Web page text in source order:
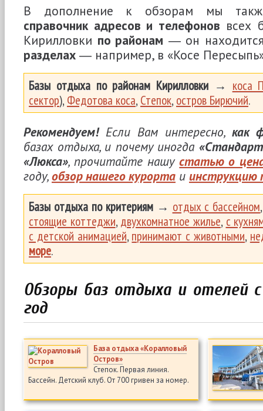
В дополнение к обзорам мы
справочник адресов и телефонов всех
Кирилловки по районам ― он
разделах ― например, в «Косе
Базы отдыха по районам Кирилловки → коса
сектор), Федотова коса, Степок, остров Бирючий.
Рекомендуем!Если Вам интересно, как
базах отдыха, и почему иногда
«Люкса», прочитайте нашустатью о
году,обзор нашего курорта и инструкцию
Базы отдыха по критериям→ отдых с бассейном
стоящие коттеджи, двухкомнатное жилье, с
с детской анимацией, принимают с животными,
море.
Обзоры баз отдыха и отелей
год
База отдыха «Коралловый
Остров»
Степок. Первая линия.
Бассейн. Детский клуб. От 700 гривен за номер.